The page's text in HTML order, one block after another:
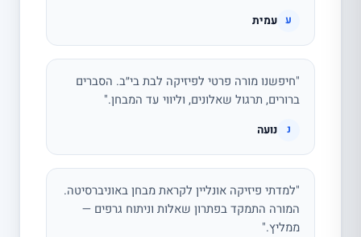
ע עמית
"חיפשנו מורה פרטי לפיזיקה לבת בי״ב. הסברים
ברורים, תרגול שאלונים, וליווי עד המבחן."
נ נועה
"למדתי פיזיקה אונליין לקראת מבחן באוניברסיטה.
המורה התמקד בפתרון שאלות וניתוח גרפים —
ממליץ."